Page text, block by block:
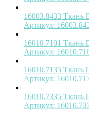
16003.8433 Ткань
Артикул:
16010.7101 Ткань
Артикул:
16010.7135 Ткань
Артикул:
16010.7335 Ткань
Артикул: